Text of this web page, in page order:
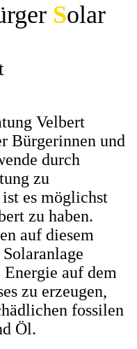
Solar
Velbert
Bürgerinnen und
durch
zu
es möglichst
zu haben.
auf diesem
Energie auf dem
zu erzeugen,
fossilen
Öl.